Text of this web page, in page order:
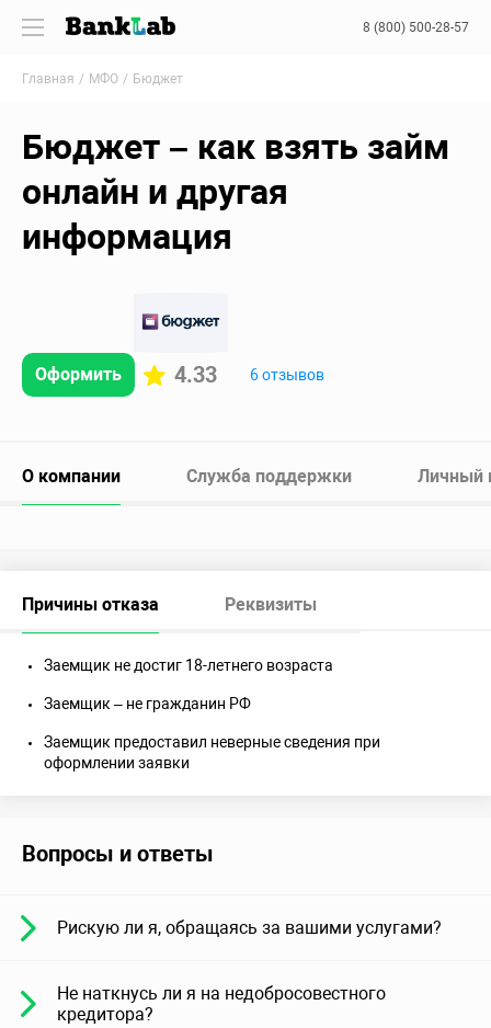
8 (800) 500-28-57
Главная МФО Бюджет
Бюджет – как взять займ
онлайн и другая
информация
Оформить 4.33 6 отзывов
О компании Служба поддержки Личный
Причины отказа Реквизиты
Заемщик не достиг 18-летнего возраста
Заемщик – не гражданин РФ
Заемщик предоставил неверные сведения при
оформлении заявки
Вопросы и ответы
Рискую ли я, обращаясь за вашими услугами?
Не наткнусь ли я на недобросовестного
кредитора?